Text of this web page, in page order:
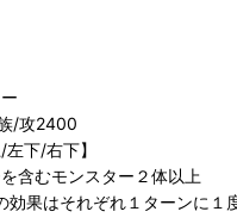
/攻2400
下/右下】
含むモンスター２体以上
効果はそれぞれ１ターンに１